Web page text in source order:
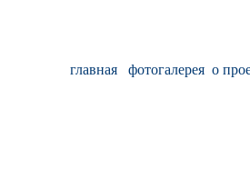
главная фотогалерея о